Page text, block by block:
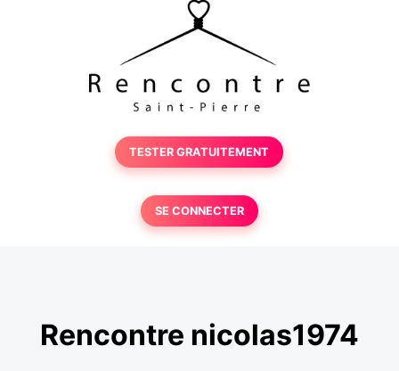
TESTER GRATUITEMENT
SE CONNECTER
Rencontre nicolas1974